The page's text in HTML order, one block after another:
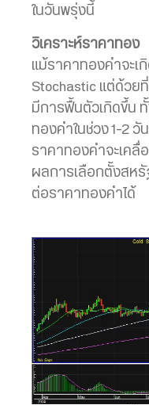
ในวันพรุ่งนี้
วิเคราะห์ราคาทอง
แม้ราคาทองคำจะเ
Stochastic แต่ด้วย
มีการฟื้นตัวเกิดขึ้น
ทองคำในช่วง 1-2
ราคาทองคำจะเคลื่
ผลการเลือกตั้งสห
ต่อราคาทองคำได้